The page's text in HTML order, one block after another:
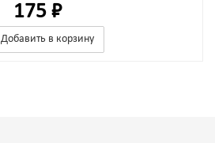
175 ₽
Добавить в корзину